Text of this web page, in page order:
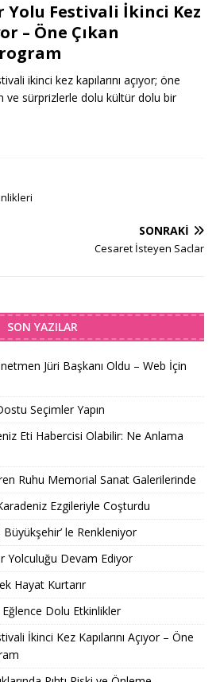
Festivali İkinci Kez
– Öne Çıkan
ikinci kez kapılarını açıyor; öne
ve sürprizlerle dolu kültür dolu bir
SONRAKI
Cesaret İsteyen Saclar
SON YAZILAR
Jüri Başkanı Oldu – Web İçin
Seçimler Yapın
Eti Habercisi Olabilir: Ne Anlama
Ruhu Memorial Sanat Galerilerinde
Ezgileriyle Coşturdu
le Renkleniyor
Yolculuğu Devam Ediyor
Hayat Kurtarır
Dolu Etkinlikler
İkinci Kez Kapılarını Açıyor – Öne